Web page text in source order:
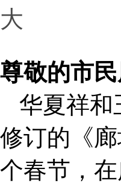
大
尊敬的市民
华夏祥和
修订的《
个春节，